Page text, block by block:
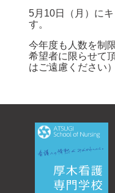
5月10日（月）に
す。
今年度も人数を制
希望者に限らせて
はご遠慮ください）